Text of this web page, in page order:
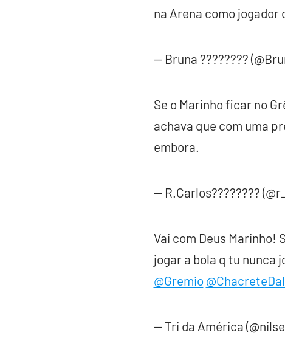
na Arena como jogador
— Bruna ????????
Se o Marinho ficar no
achava que com uma
embora.
— R.Carlos????????
Vai com Deus Marinho!
jogar a bola q tu nunca
@Gremio
— Tri da América